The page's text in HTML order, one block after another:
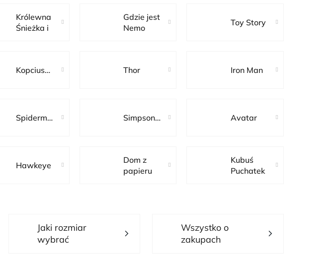
Królewna
Śnieżka i
Gdzie jest
Nemo
Toy Story
Kopciuszek Thor Iron Man
Spiderman Simpsonowie Avatar
Hawkeye
Dom z
papieru
Kubuś
Puchatek
Jaki rozmiar
wybrać
Wszystko o
zakupach